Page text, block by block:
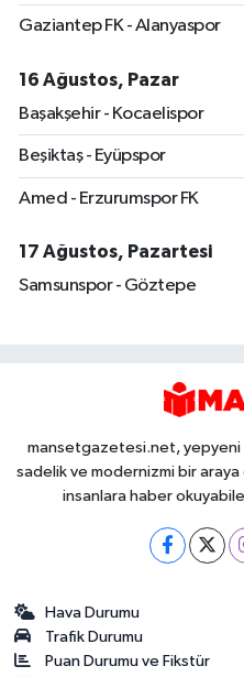
Gaziantep FK - Alanyaspor
16 Ağustos, Pazar
Başakşehir - Kocaelispor
Beşiktaş - Eyüpspor
Amed - Erzurumspor FK
17 Ağustos, Pazartesi
Samsunspor - Göztepe
mansetgazetesi.net, yepyeni
sadelik ve modernizmi bir
insanlara haber
Hava Durumu
Trafik Durumu
Puan Durumu ve Fikstür